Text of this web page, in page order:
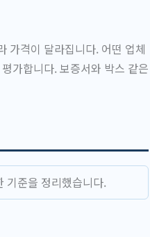
가격이 달라집니다. 어떤 업체
가합니다. 보증서와 박스 같은
기준을 정리했습니다.